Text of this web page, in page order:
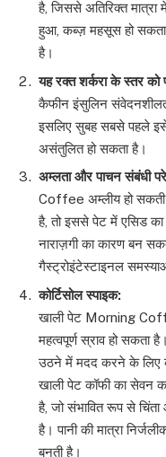
है, जिससे अतिरिक्त
हुआ, कब्ज़ महसूस हो सकता
है।
यह रक्त शर्करा के स्तर को
कैफीन इंसुलिन
इसलिए सुबह सबसे पहले
असंतुलित हो सकता है।
अम्लता और पाचन संबंधी
Coffee अम्लीय हो
है, तो इससे पेट में एसिड
नाराज़गी का कारण बन
गैस्ट्रोइंटेस्टाइनल
कोर्टिसोल स्पाइक:
खाली पेट Morning
महत्वपूर्ण स्राव हो सकता
उठने में मदद करने के लिए
खाली पेट कॉफी का सेवन
है, जो संभावित रूप से
है। पानी की मात्रा
बनती है।